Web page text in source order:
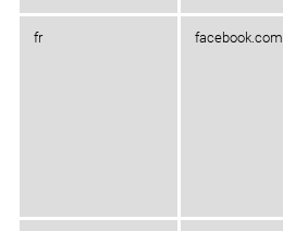
fr facebook.com